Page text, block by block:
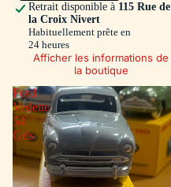
Retrait disponible à 115 Rue de
la Croix Nivert
Habituellement prête en
24 heures
Afficher les informations de
la boutique
Ford
Vedette
54
Gris